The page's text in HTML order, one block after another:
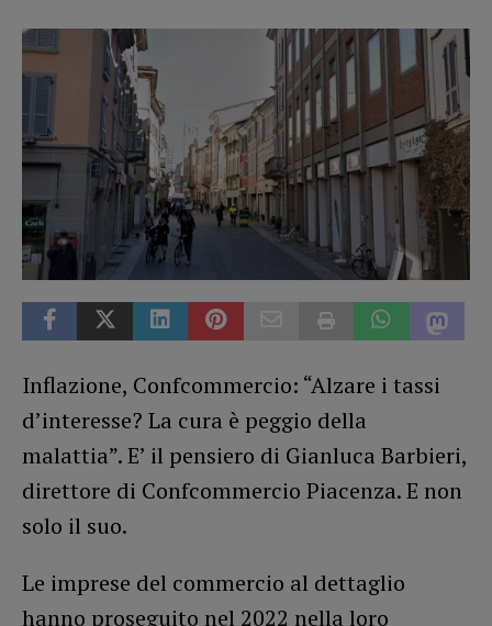
Inflazione, Confcommercio: “Alzare i tassi
d’interesse? La cura è peggio della
malattia”. E’ il pensiero di Gianluca Barbieri,
direttore di Confcommercio Piacenza. E non
solo il suo.
Le imprese del commercio al dettaglio
hanno proseguito nel 2022 nella loro